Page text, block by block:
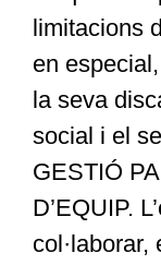
limitacions
en
la seva
social i el
GESTIÓ
D’EQUIP.